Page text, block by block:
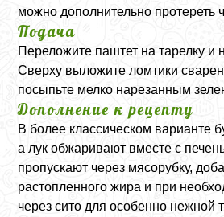
можно дополнительно протереть
Подача
Переложите паштет на тарелку и
Сверху выложите ломтики
посыпьте мелко нарезанным
Дополнение к рецепту
В более классическом варианте
а лук обжаривают вместе с
пропускают через мясорубку,
растопленного жира и при
через сито для особенно нежной